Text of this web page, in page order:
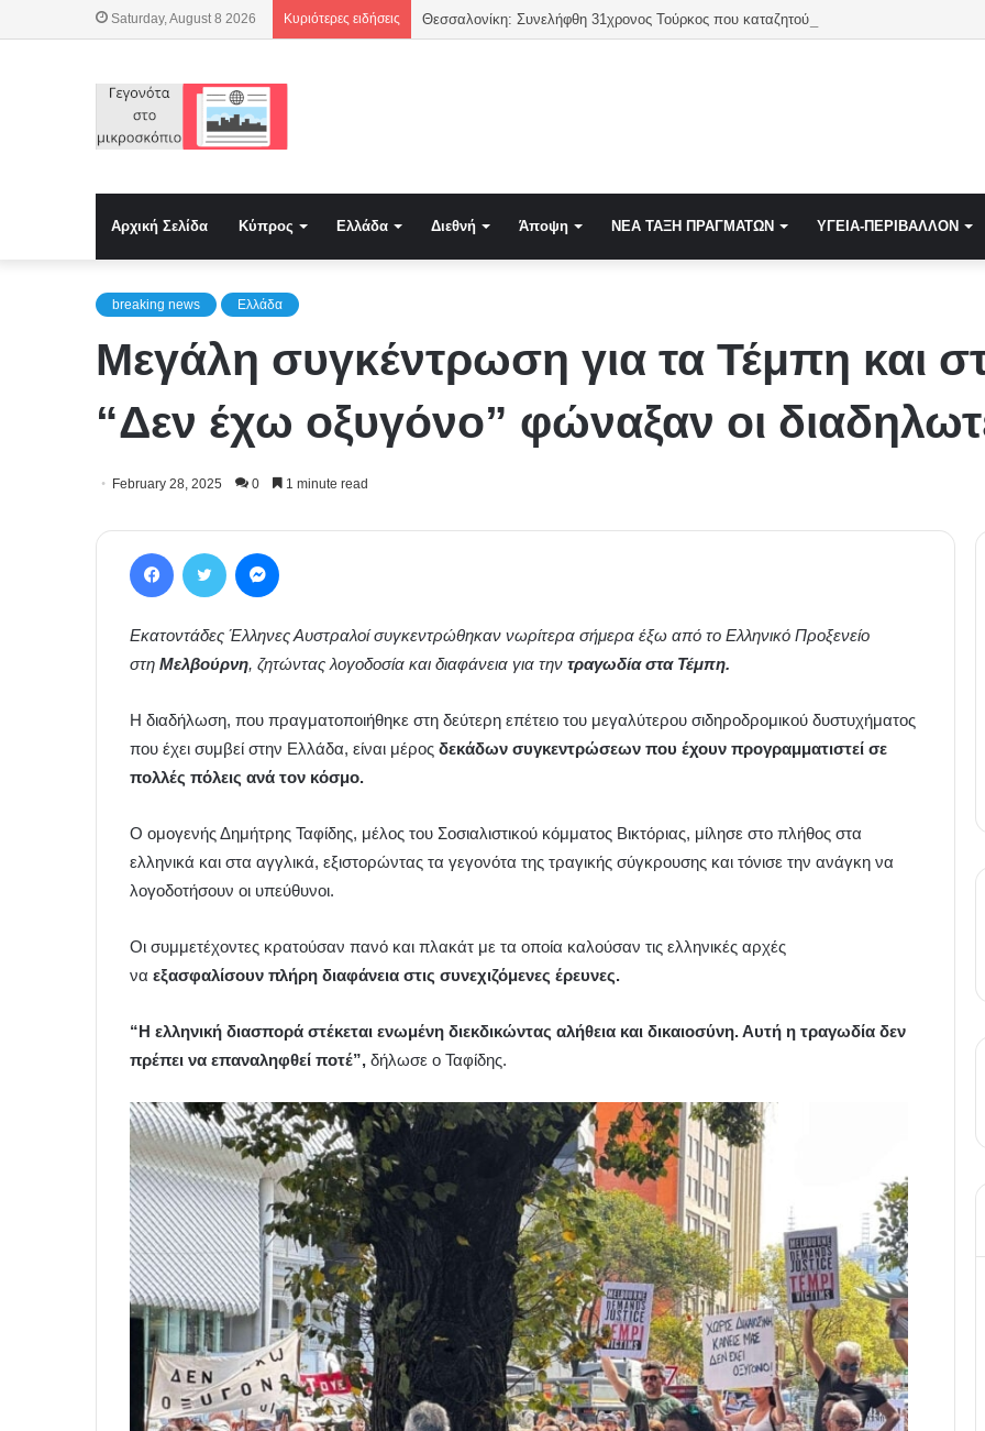
Saturday, August 8 2026 Κυριότερες ειδήσεις
Αρχική Σελίδα Κύπρος Ελλάδα Διεθνή Άποψη NEA TAΞΗ ΠΡΑΓΜΑΤΩΝ ΥΓΕΙΑ-ΠΕΡΙΒΑΛΛΟΝ
breaking news Ελλάδα
Μεγάλη συγκέντρωση για τα Τέμπη και
“Δεν έχω οξυγόνο” φώναξαν οι
February 28, 2025 0 1 minute read
Εκατοντάδες Έλληνες Αυστραλοί συγκεντρώθηκαν νωρίτερα σήμερα έξω από το Ελληνικό Προξενείο
στη Μελβούρνη, ζητώντας λογοδοσία και διαφάνεια για την τραγωδία στα Τέμπη.
Η διαδήλωση, που πραγματοποιήθηκε στη δεύτερη επέτειο του μεγαλύτερου σιδηροδρομικού δυστυχήματος
που έχει συμβεί στην Ελλάδα, είναι μέρος δεκάδων συγκεντρώσεων που έχουν προγραμματιστεί σε
πολλές πόλεις ανά τον κόσμο.
Ο ομογενής Δημήτρης Ταφίδης, μέλος του Σοσιαλιστικού κόμματος Βικτόριας, μίλησε στο πλήθος στα
ελληνικά και στα αγγλικά, εξιστορώντας τα γεγονότα της τραγικής σύγκρουσης και τόνισε την ανάγκη να
λογοδοτήσουν οι υπεύθυνοι.
Οι συμμετέχοντες κρατούσαν πανό και πλακάτ με τα οποία καλούσαν τις ελληνικές αρχές
να εξασφαλίσουν πλήρη διαφάνεια στις συνεχιζόμενες έρευνες.
“Η ελληνική διασπορά στέκεται ενωμένη διεκδικώντας αλήθεια και δικαιοσύνη. Αυτή η τραγωδία δεν
πρέπει να επαναληφθεί ποτέ”, δήλωσε ο Ταφίδης.